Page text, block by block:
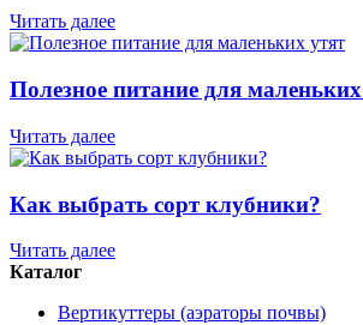
Читать далее
Полезное питание для
Читать далее
Как выбрать сорт клубники?
Читать далее
Каталог
Вертикуттеры (аэраторы почвы)